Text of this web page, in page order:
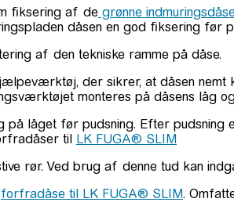
fiksering af de grønne
dåsen en god fiksering før
af den tekniske ramme på dåse.
der sikrer, at dåsen nemt
monteres på dåsens låg
på låget før pudsning. Efter
til LK FUGA® SLIM
rør. Ved brug af denne tud kan
forfradåse til LK FUGA® SLIM.